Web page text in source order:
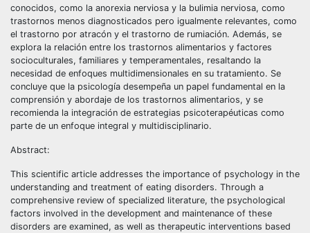
conocidos, como la anorexia nerviosa y la bulimia nerviosa, como
trastornos menos diagnosticados pero igualmente relevantes, como
el trastorno por atracón y el trastorno de rumiación. Además, se
explora la relación entre los trastornos alimentarios y factores
socioculturales, familiares y temperamentales, resaltando la
necesidad de enfoques multidimensionales en su tratamiento. Se
concluye que la psicología desempeña un papel fundamental en la
comprensión y abordaje de los trastornos alimentarios, y se
recomienda la integración de estrategias psicoterapéuticas como
parte de un enfoque integral y multidisciplinario.
Abstract:
This scientific article addresses the importance of psychology in the
understanding and treatment of eating disorders. Through a
comprehensive review of specialized literature, the psychological
factors involved in the development and maintenance of these
disorders are examined, as well as therapeutic interventions based